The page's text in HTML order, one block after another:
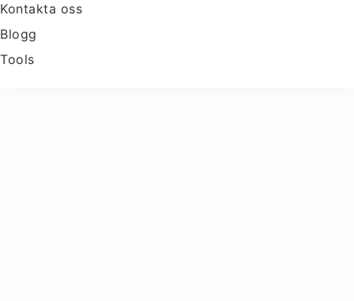
Kontakta oss
Blogg
Tools